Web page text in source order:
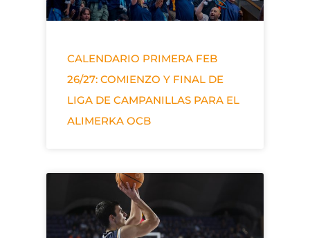
CALENDARIO PRIMERA FEB
26/27: COMIENZO Y FINAL DE
LIGA DE CAMPANILLAS PARA EL
ALIMERKA OCB